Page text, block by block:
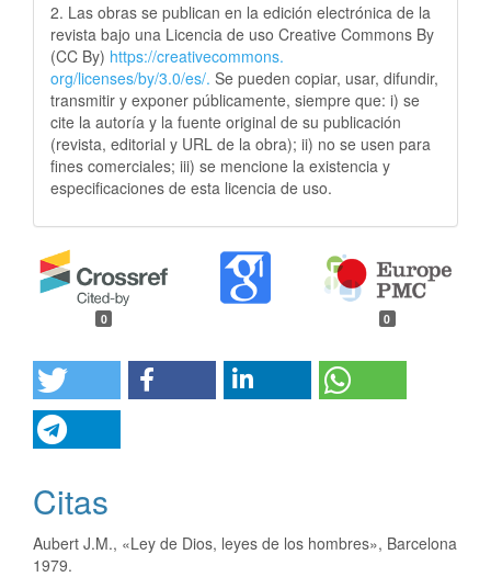
2. Las obras se publican en la edición electrónica de la
revista bajo una Licencia de uso Creative Commons By
(CC By) https://creativecommons.
org/licenses/by/3.0/es/. Se pueden copiar, usar, difundir,
transmitir y exponer públicamente, siempre que: i) se
cite la autoría y la fuente original de su publicación
(revista, editorial y URL de la obra); ii) no se usen para
fines comerciales; iii) se mencione la existencia y
especificaciones de esta licencia de uso.
0 0
Citas
Aubert J.M., «Ley de Dios, leyes de los hombres», Barcelona
1979.